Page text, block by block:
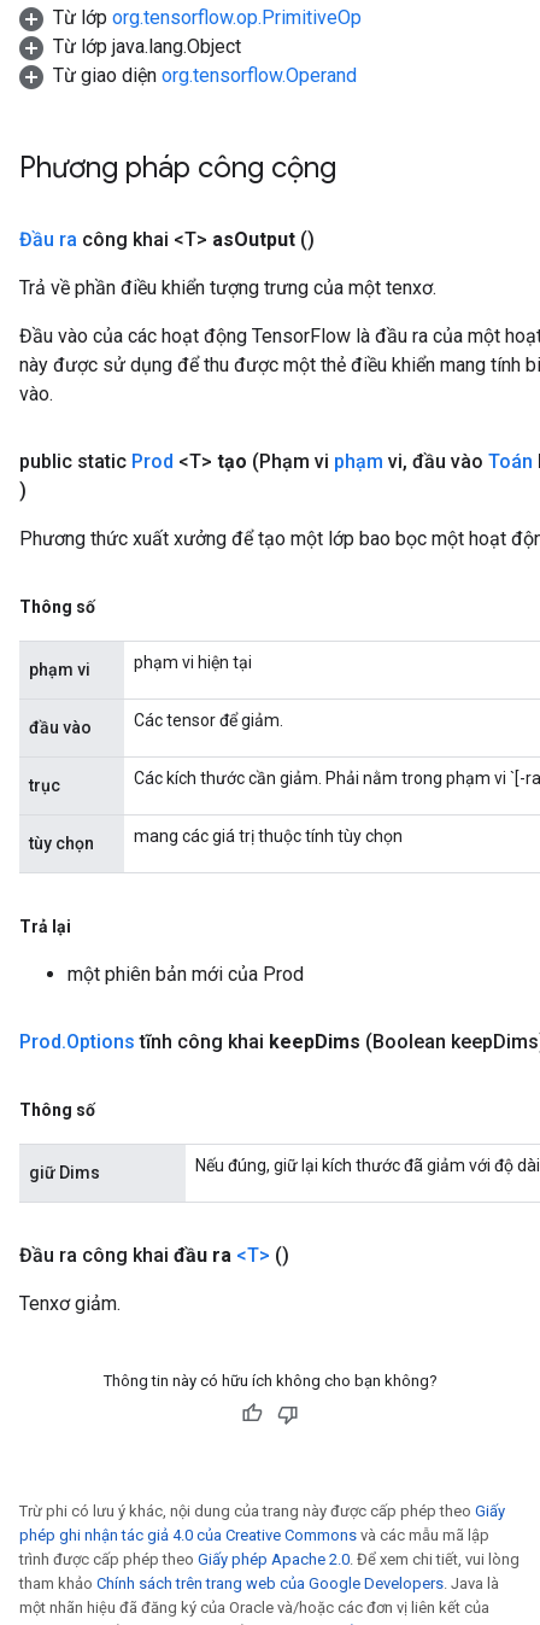
Từ lớp org.tensorflow.op.PrimitiveOp
Từ lớp java.lang.Object
Từ giao diện org.tensorflow.Operand
Phương pháp công cộng
Đầu ra công khai <T> asOutput ()
Trả về phần điều khiển tượng trưng của một tenxơ.
Đầu vào của các hoạt động TensorFlow là đầu ra của một
này được sử dụng để thu được một thẻ điều khiển mang tính
vào.
public static Prod <T> tạo (Phạm vi phạm vi, đầu vào Toán
)
Phương thức xuất xưởng để tạo một lớp bao bọc một hoạt
Thông số
phạm vi phạm vi hiện tại
đầu vào Các tensor để giảm.
trục Các kích thước cần giảm. Phải nằm trong phạm vi `[-
tùy chọn mang các giá trị thuộc tính tùy chọn
Trả lại
một phiên bản mới của Prod
Prod.Options tĩnh công khai keepDims (Boolean keep
Thông số
giữ Dims Nếu đúng, giữ lại kích thước đã giảm với độ
Đầu ra công khai đầu ra <T> ()
Tenxơ giảm.
Thông tin này có hữu ích không cho bạn không?
Trừ phi có lưu ý khác, nội dung của trang này được cấp phép theo Giấy
phép ghi nhận tác giả 4.0 của Creative Commons và các mẫu mã lập
trình được cấp phép theo Giấy phép Apache 2.0. Để xem chi tiết, vui lòng
tham khảo Chính sách trên trang web của Google Developers. Java là
một nhãn hiệu đã đăng ký của Oracle và/hoặc các đơn vị liên kết của